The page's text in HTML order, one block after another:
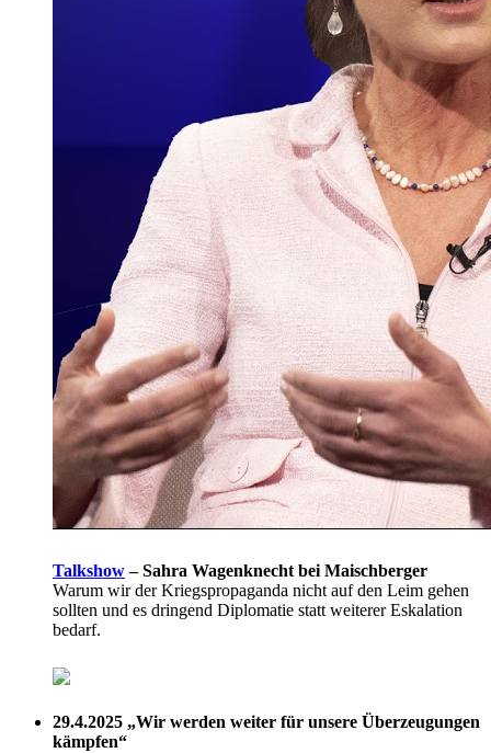
Talkshow– Sahra Wagenknecht bei Maischberger
Warum wir der Kriegspropaganda nicht auf den Leim gehen
sollten und es dringend Diplomatie statt weiterer Eskalation
bedarf.
29.4.2025 „Wir werden weiter für unsere Überzeugungen
kämpfen“